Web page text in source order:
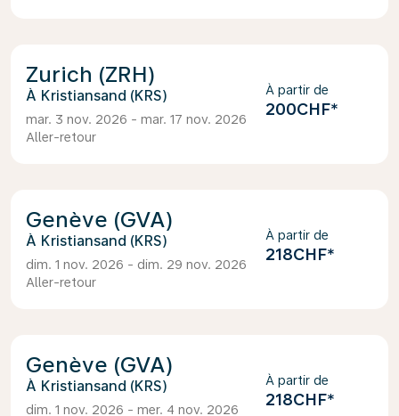
Zurich (ZRH)
Kristiansand (KRS)
mar. 3 nov. 2026 - mar. 17 nov. 2026
Aller-retour
À partir de
200CHF*
Genève (GVA)
Kristiansand (KRS)
dim. 1 nov. 2026 - dim. 29 nov. 2026
Aller-retour
À partir de
218CHF*
Genève (GVA)
Kristiansand (KRS)
dim. 1 nov. 2026 - mer. 4 nov. 2026
À partir de
218CHF*